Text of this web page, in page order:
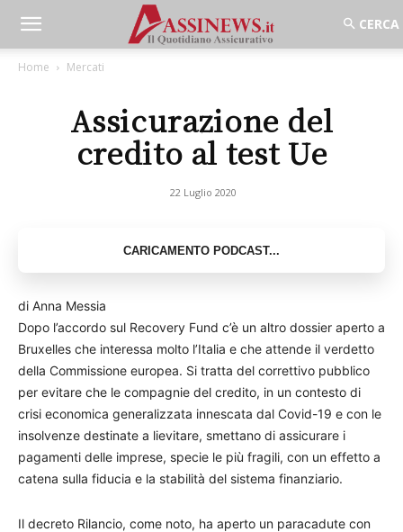
Home Mercati
Assicurazione del
credito al test Ue
22 Luglio 2020
di Anna Messia
Dopo l’accordo sul Recovery Fund c’è un altro dossier aperto a
Bruxelles che interessa molto l’Italia e che attende il verdetto
della Commissione europea. Si tratta del correttivo pubblico
per evitare che le compagnie del credito, in un contesto di
crisi economica generalizzata innescata dal Covid-19 e con le
insolvenze destinate a lievitare, smettano di assicurare i
pagamenti delle imprese, specie le più fragili, con un effetto a
catena sulla fiducia e la stabilità del sistema finanziario.
Il decreto Rilancio, come noto, ha aperto un paracadute con